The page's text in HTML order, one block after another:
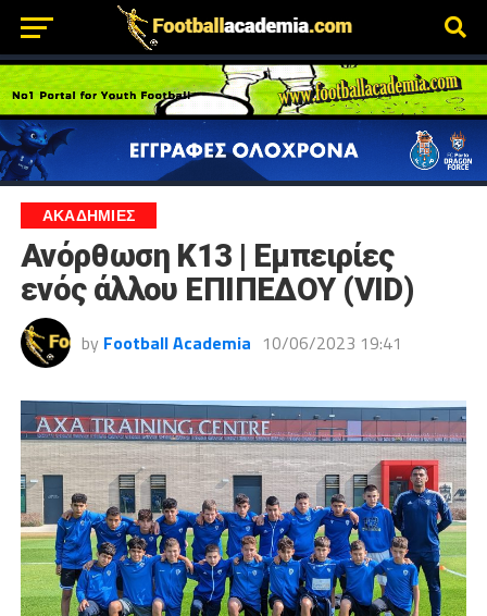
ΑΚΑΔΗΜΙΕΣ
Ανόρθωση Κ13 | Εμπειρίες
ενός άλλου ΕΠΙΠΕΔΟΥ (VID)
by Football Academia 10/06/2023 19:41